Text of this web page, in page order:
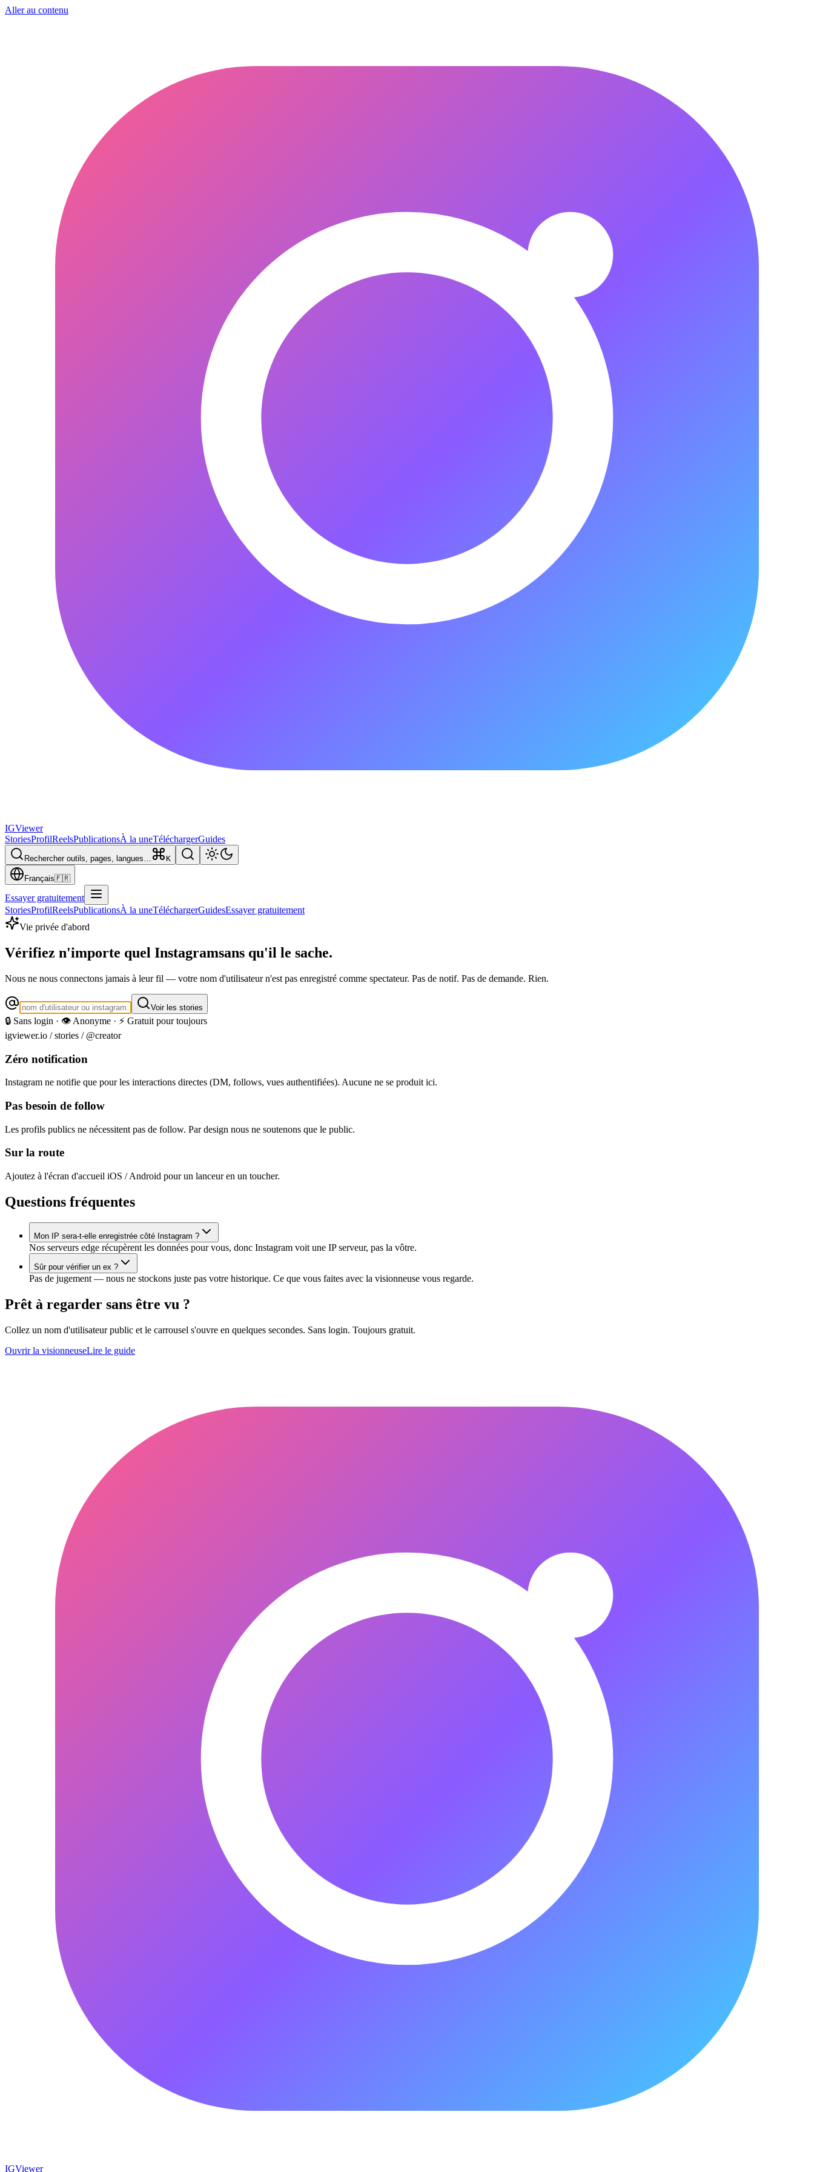
Aller au contenu
IGViewer
StoriesProfilReelsPublicationsÀ la uneTéléchargerGuides
Rechercher outils, pages, langues… K
Français🇫🇷
Essayer gratuitement
StoriesProfilReelsPublicationsÀ la uneTéléchargerGuidesEssayer gratuitement
Vie privée d'abord
Vérifiez n'importe quel Instagramsans qu'il le sache.
Nous ne nous connectons jamais à leur fil — votre nom d'utilisateur n'est pas enregistré comme spectateur. Pas de notif. Pas de demande. Rien.
Voir les stories
🔒 Sans login · 👁️ Anonyme · ⚡ Gratuit pour toujours
igviewer.io /stories / @creator
Zéro notification
Instagram ne notifie que pour les interactions directes (DM, follows, vues authentifiées). Aucune ne se produit ici.
Pas besoin de follow
Les profils publics ne nécessitent pas de follow. Par design nous ne soutenons que le public.
Sur la route
Ajoutez à l'écran d'accueil iOS / Android pour un lanceur en un toucher.
Questions fréquentes
Mon IP sera-t-elle enregistrée côté Instagram ?
Nos serveurs edge récupèrent les données pour vous, donc Instagram voit une IP serveur, pas la vôtre.
Sûr pour vérifier un ex ?
Pas de jugement — nous ne stockons juste pas votre historique. Ce que vous faites avec la visionneuse vous regarde.
Prêt à regarder sans être vu ?
Collez un nom d'utilisateur public et le carrousel s'ouvre en quelques secondes. Sans login. Toujours gratuit.
Ouvrir la visionneuseLire le guide
IGViewer